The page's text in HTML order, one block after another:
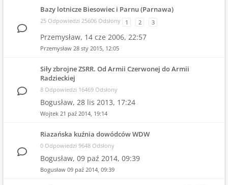
Bazy lotnicze Biesowiec i Parnu (Parnawa)
25 Odpowiedzi 25606 Odsłony 1 2 3
Przemysław, 14 cze 2006, 22:57
Przemysław 28 sty 2015, 12:05
Siły zbrojne ZSRR. Od Armii Czerwonej do Armii
Radzieckiej
8 Odpowiedzi 16469 Odsłony
Bogusław, 28 lis 2013, 17:24
Wojtek 21 paź 2014, 19:14
Riazańska kuźnia dowódców WDW
0 Odpowiedzi 9648 Odsłony
Bogusław, 09 paź 2014, 09:39
Bogusław 09 paź 2014, 09:39